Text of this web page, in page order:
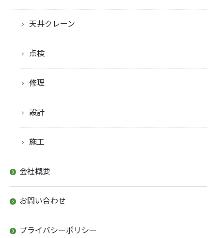
天井クレーン
点検
修理
設計
施工
会社概要
お問い合わせ
プライバシーポリシー